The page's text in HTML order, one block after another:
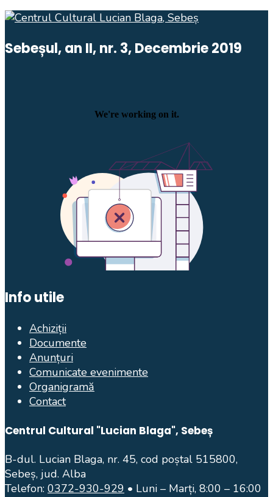
Sebeșul, an II, nr. 3, Decembrie 2019
Info utile
Achiziții
Documente
Anunțuri
Comunicate evenimente
Organigramă
Contact
Centrul Cultural "Lucian Blaga", Sebeș
B-dul. Lucian Blaga, nr. 45, cod poștal 515800,
Sebeș, jud. Alba
Telefon: 0372-930-929 • Luni – Marți, 8:00 – 16:00